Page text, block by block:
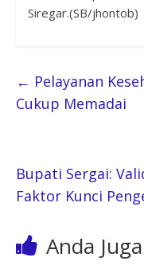
Siregar.(SB/jhontob)
← Pelayanan
Cukup Memadai
Bupati Sergai:
Faktor Kunci
Anda